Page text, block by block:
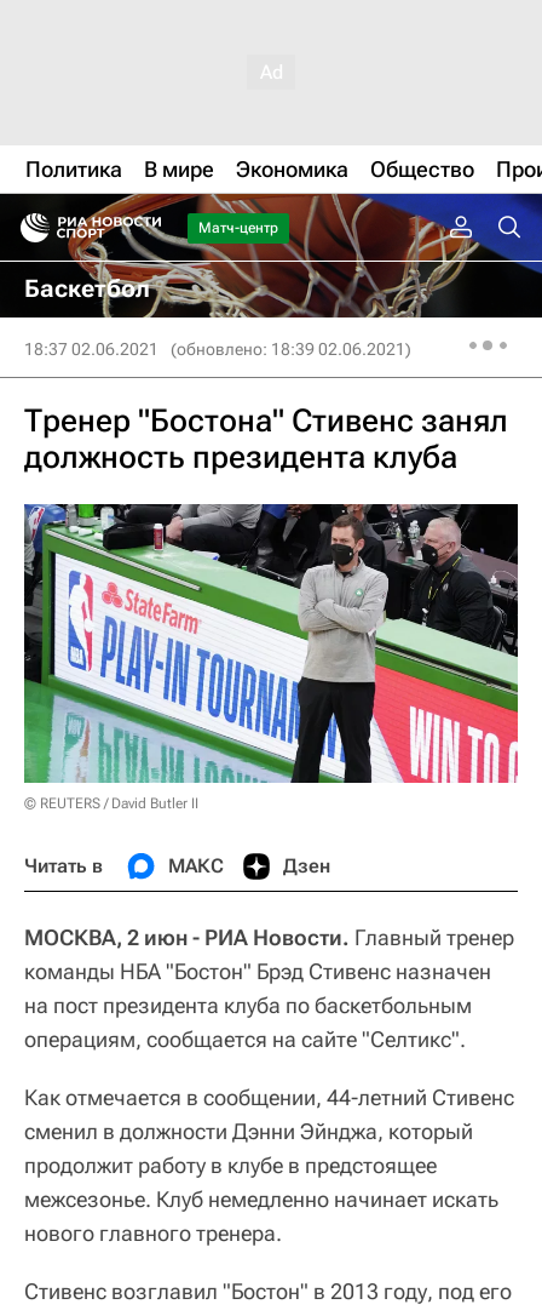
Политика В мире Экономика Общество
Матч-центр
Баскетбол
18:37 02.06.2021 (обновлено: 18:39 02.06.2021)
Тренер "Бостона" Стивенс занял
должность президента клуба
© REUTERS / David Butler II
Читать в МАКС Дзен
МОСКВА, 2 июн - РИА Новости. Главный тренер
команды НБА "Бостон" Брэд Стивенс назначен
на пост президента клуба по баскетбольным
операциям, сообщается на сайте "Селтикс".
Как отмечается в сообщении, 44-летний Стивенс
сменил в должности Дэнни Эйнджа, который
продолжит работу в клубе в предстоящее
межсезонье. Клуб немедленно начинает искать
нового главного тренера.
Стивенс возглавил "Бостон" в 2013 году, под его